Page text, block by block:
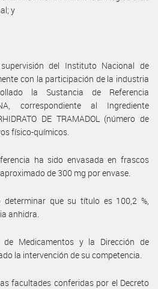
y
del Instituto Nacional de
con la participación de la industria
la Sustancia de Referencia
correspondiente al Ingrediente
DE TRAMADOL (número de
físico-químicos.
ha sido envasada en frascos
de 300 mg por envase.
que su título es 100,2 %,
anhidra.
Medicamentos y la Dirección de
la intervención de su competencia.
facultades conferidas por el Decreto